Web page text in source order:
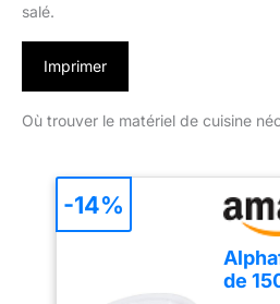
salé.
Imprimer
Où trouver le matériel de cuisine
de
-14%